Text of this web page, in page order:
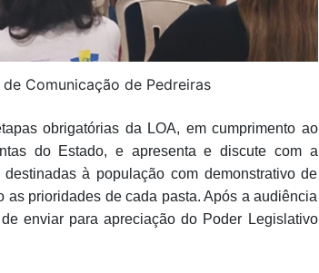
Comunicação de Pedreiras
obrigatórias da LOA, em cumprimento ao
do Estado, e apresenta e discute com a
à população com demonstrativo de
as prioridades de cada pasta. Após a audiência
enviar para apreciação do Poder Legislativo